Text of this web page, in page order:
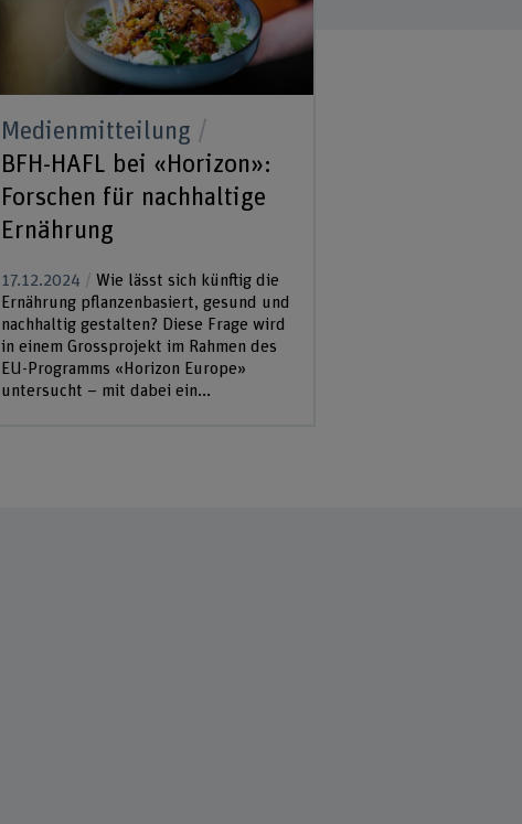
Medienmitteilung
BFH-HAFL bei «Horizon»:
Forschen für nachhaltige
Ernährung
17.12.2024
Wie lässt sich künftig die
Ernährung pflanzenbasiert, gesund und
nachhaltig gestalten? Diese Frage wird
in einem Grossprojekt im Rahmen des
EU-Programms «Horizon Europe»
untersucht – mit dabei ein...